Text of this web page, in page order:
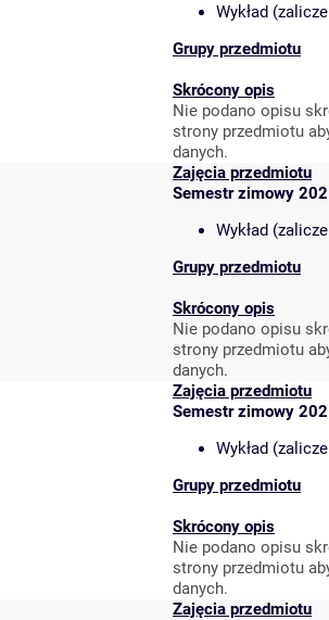
Wykład
Grupy przedmiotu
Skrócony opis
Nie podano opisu
strony przedmiotu
danych.
Zajęcia przedmiotu
Semestr zimowy
Wykład
Grupy przedmiotu
Skrócony opis
Nie podano opisu
strony przedmiotu
danych.
Zajęcia przedmiotu
Semestr zimowy
Wykład
Grupy przedmiotu
Skrócony opis
Nie podano opisu
strony przedmiotu
danych.
Zajęcia przedmiotu